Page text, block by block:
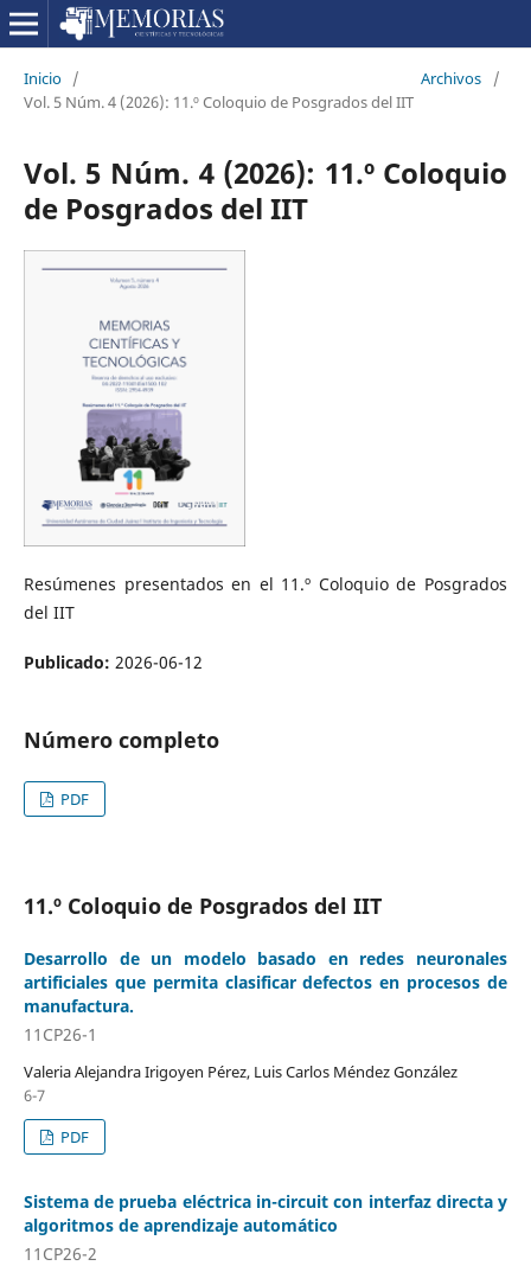
Inicio / Archivos
/
Vol. 5 Núm. 4 (2026): 11.º Coloquio de Posgrados del IIT
Vol. 5 Núm. 4 (2026): 11.º Coloquio
de Posgrados del IIT
Resúmenes presentados en el 11.º Coloquio de Posgrados
del IIT
Publicado: 2026-06-12
Número completo
PDF
11.º Coloquio de Posgrados del IIT
Desarrollo de un modelo basado en redes neuronales
artificiales que permita clasificar defectos en procesos de
manufactura.
11CP26-1
Valeria Alejandra Irigoyen Pérez, Luis Carlos Méndez González
6-7
PDF
Sistema de prueba eléctrica in-circuit con interfaz directa y
algoritmos de aprendizaje automático
11CP26-2